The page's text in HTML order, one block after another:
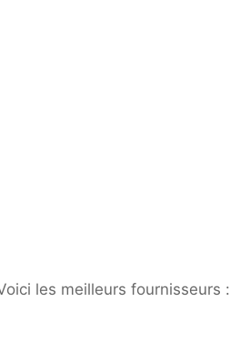
les meilleurs fournisseurs :